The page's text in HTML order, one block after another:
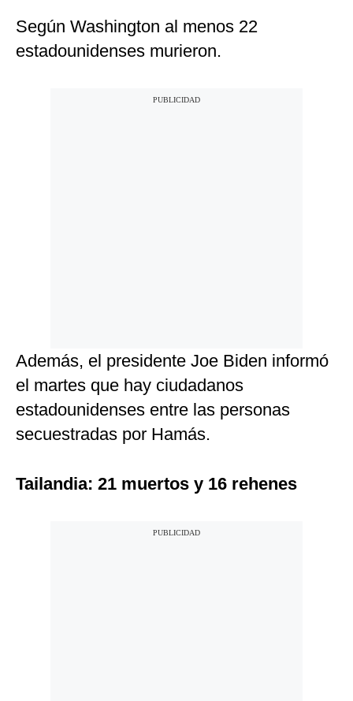
Según Washington al menos 22
estadounidenses murieron.
Además, el presidente Joe Biden informó
el martes que hay ciudadanos
estadounidenses entre las personas
secuestradas por Hamás.
Tailandia: 21 muertos y 16 rehenes